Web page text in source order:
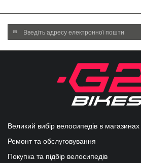
Підпишіться
на
нашу
Великий вибір велосипедів в магазинах
Ремонт та обслуговування
Покупка та підбір велосипедів